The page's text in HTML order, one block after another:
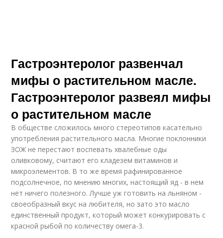
Гастроэнтеролог развенчал
мифы о растительном масле.
Гастроэнтеролог развеял мифы
о растительном масле
В обществе сложилось много стереотипов касательно
употребления растительного масла. Многие поклонники
ЗОЖ не перестают воспевать хвалебные оды
оливковому, считают его кладезем витаминов и
микроэлементов. В то же время рафинированное
подсолнечное, по мнению многих, настоящий яд - в нем
нет ничего полезного. Лучше уж готовить на льняном -
своеобразный вкус на любителя, но зато это масло
единственный продукт, который может конкурировать с
красной рыбой по количеству омега-3.